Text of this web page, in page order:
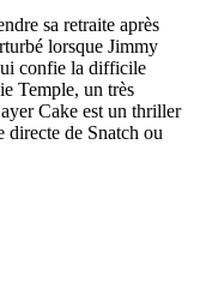
sa retraite après
lorsque Jimmy
confie la difficile
Temple, un très
Cake est un thriller
directe de Snatch ou